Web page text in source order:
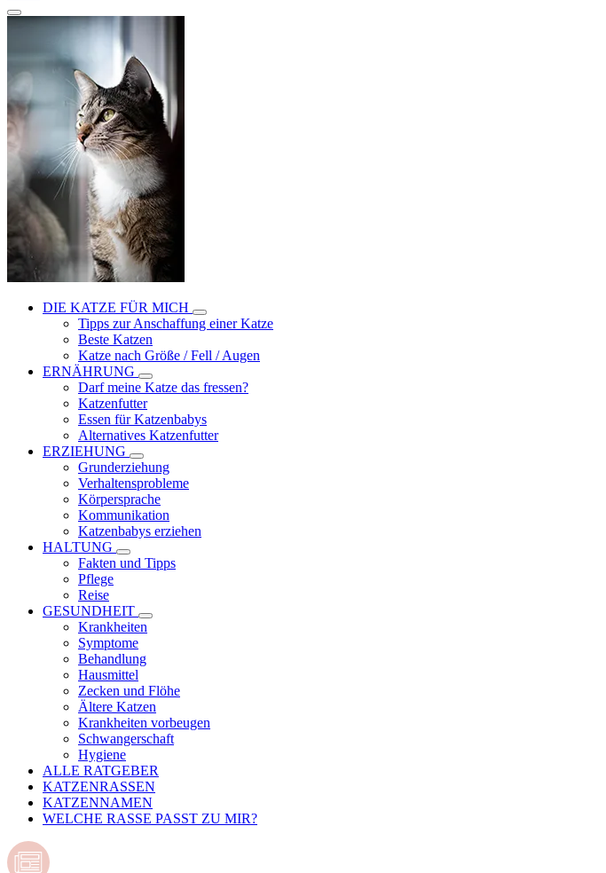
DIE KATZE FÜR MICH
Tipps zur Anschaffung einer Katze
Beste Katzen
Katze nach Größe / Fell / Augen
ERNÄHRUNG
Darf meine Katze das fressen?
Katzenfutter
Essen für Katzenbabys
Alternatives Katzenfutter
ERZIEHUNG
Grunderziehung
Verhaltensprobleme
Körpersprache
Kommunikation
Katzenbabys erziehen
HALTUNG
Fakten und Tipps
Pflege
Reise
GESUNDHEIT
Krankheiten
Symptome
Behandlung
Hausmittel
Zecken und Flöhe
Ältere Katzen
Krankheiten vorbeugen
Schwangerschaft
Hygiene
ALLE RATGEBER
KATZENRASSEN
KATZENNAMEN
WELCHE RASSE PASST ZU MIR?